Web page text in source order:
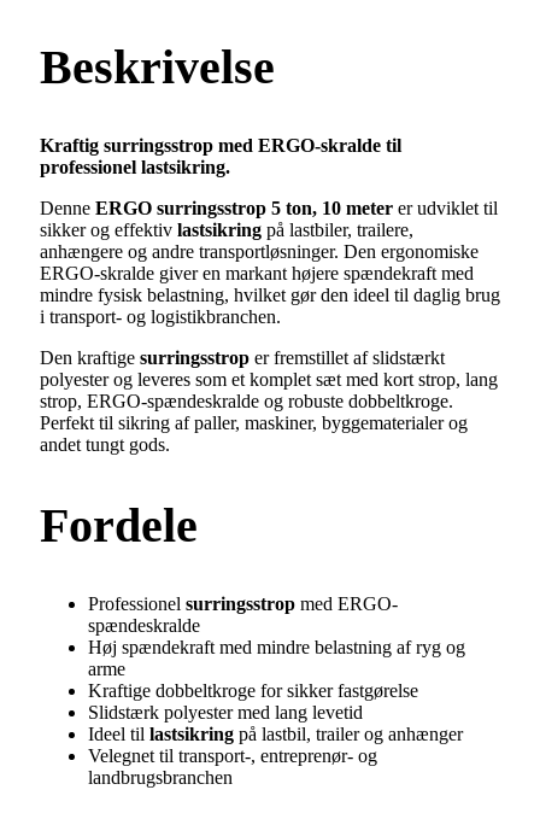
Beskrivelse
Kraftig surringsstrop med ERGO-skralde til
professionel lastsikring.
Denne ERGO surringsstrop 5 ton, 10 meter er udviklet til
sikker og effektiv lastsikring på lastbiler, trailere,
anhængere og andre transportløsninger. Den ergonomiske
ERGO-skralde giver en markant højere spændekraft med
mindre fysisk belastning, hvilket gør den ideel til daglig brug
i transport- og logistikbranchen.
Den kraftige surringsstrop er fremstillet af slidstærkt
polyester og leveres som et komplet sæt med kort strop, lang
strop, ERGO-spændeskralde og robuste dobbeltkroge.
Perfekt til sikring af paller, maskiner, byggematerialer og
andet tungt gods.
Fordele
Professionel surringsstrop med ERGO-
spændeskralde
Høj spændekraft med mindre belastning af ryg og
arme
Kraftige dobbeltkroge for sikker fastgørelse
Slidstærk polyester med lang levetid
Ideel til lastsikring på lastbil, trailer og anhænger
Velegnet til transport-, entreprenør- og
landbrugsbranchen